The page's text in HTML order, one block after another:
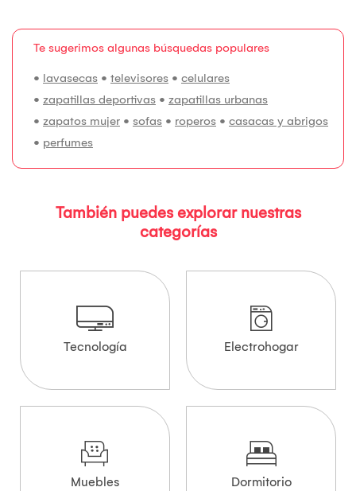
Te sugerimos algunas búsquedas populares
• lavasecas • televisores • celulares
• zapatillas deportivas • zapatillas urbanas
• zapatos mujer • sofas • roperos • casacas y abrigos
• perfumes
También puedes explorar nuestras
categorías
Tecnología Electrohogar
Muebles Dormitorio